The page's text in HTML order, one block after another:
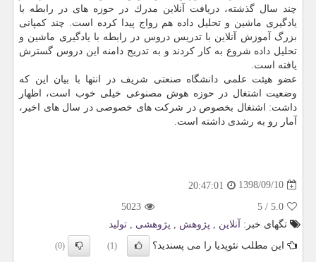
چند سال گذشته، دریافت آنلاین مدرك در حوزه های در رابطه با
یادگیری ماشین و تحلیل داده هم رواج پیدا كرده است. چند كمپانی
بزرگ آموزش آنلاین با تدریس دروس در رابطه با یادگیری ماشین و
تحلیل داده شروع به كار كردند و به تدریج دامنه این دروس گسترش
یافته است.
عضو هیئت علمی دانشگاه صنعتی شریف در انتها با بیان این كه
وضعیت اشتغال در حوزه هوش مصنوعی خیلی خوب است، اظهار
داشت: اشتغال بخصوص در شركت های خصوصی در سال های اخیر،
آمار رو به رشدی داشته است.
1398/09/10
20:47:01
5.0
/
5
5023
تگهای خبر:
آنلاین , پژوهش , پژوهشی , تولید
این مطلب نئوپدیا را می پسندید؟
(1)
(0)